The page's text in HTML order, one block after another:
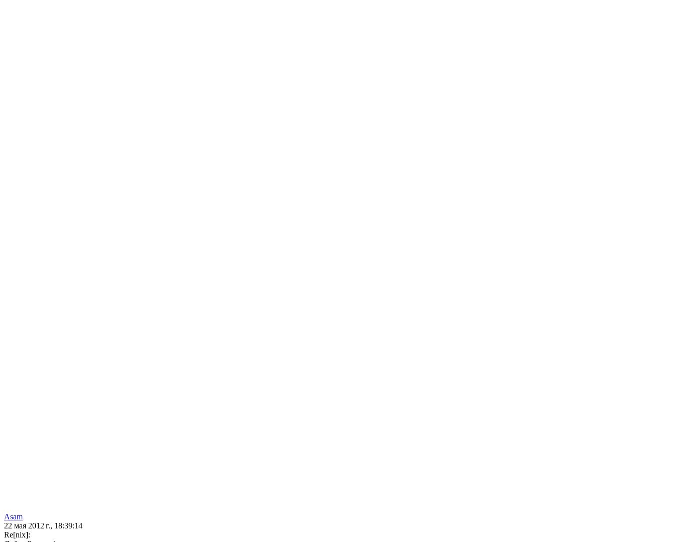
Asam
22 мая 2012 г., 18:39:14
Re[nix]: